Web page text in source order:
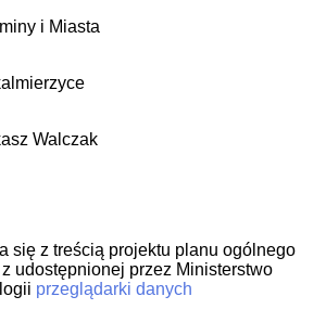
i Miasta
Walczak
się z treścią projektu planu ogólnego
udostępnionej przez Ministerstwo
przeglądarki danych